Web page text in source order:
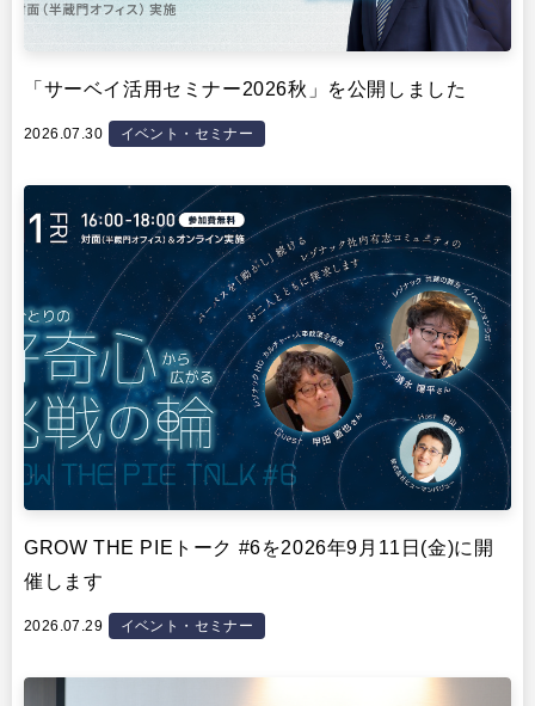
「サーベイ活用セミナー2026秋」を公開しました
2026.07.30 イベント・セミナー
GROW THE PIEトーク #6を2026年9月11日(金)に開
催します
2026.07.29 イベント・セミナー